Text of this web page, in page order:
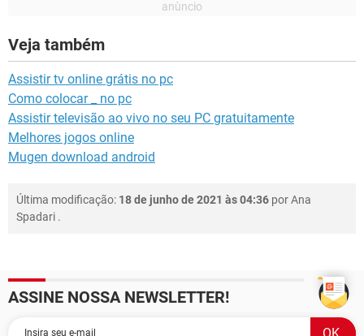
Veja também
Assistir tv online grátis no pc
Como colocar _ no pc
Assistir televisão ao vivo no seu PC gratuitamente
Melhores jogos online
Mugen download android
Última modificação: 18 de junho de 2021 às 04:36 porAna
Spadari .
ASSINE NOSSA NEWSLETTER!